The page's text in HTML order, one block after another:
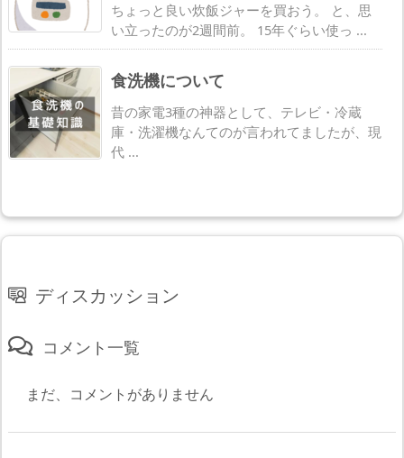
ちょっと良い炊飯ジャーを買おう。 と、思
い立ったのが2週間前。 15年ぐらい使っ ...
食洗機について
昔の家電3種の神器として、テレビ・冷蔵
庫・洗濯機なんてのが言われてましたが、現
代 ...
ディスカッション
コメント一覧
まだ、コメントがありません